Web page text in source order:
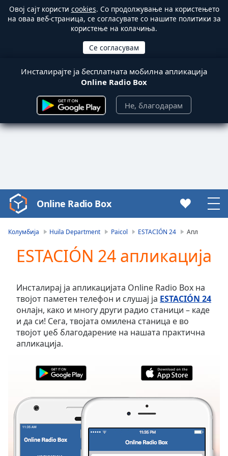
Овој сајт користи cookies. Со продолжување на користењето
на оваа веб-страница, се согласувате со нашите политики за
користење на колачиња.
Инсталирајте ја бесплатната мобилна апликација
Online Radio Box
Не, благодарам
Video
Player
Video
Skip
Backward
Skip
Forward
Mute
Current
Time0:00
Duration-:-
Stream
Type
LIVE
Seek to
currently
Online Radio Box
Колумбија Huila Department Paicol ESTACIÓN 24 Апл
ESTACIÓN 24 апликација
Инсталирај ја апликацијата Online Radio Box на
твојот паметен телефон и слушај ја ESTACIÓN 24
онлајн, како и многу други радио станици – каде
и да си! Сега, твојата омилена станица е во
твојот џеб благодарение на нашата практична
апликација.